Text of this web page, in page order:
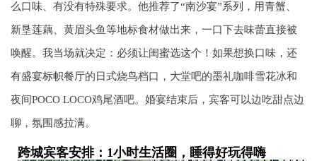
么口味、有没有特殊要求。他推荐了“南沙宴”系列，用青蟹、
新垦莲藕、黄眉头鱼等地标食材做出来，一口下去味蕾直接被
唤醒。我当场就决定：必须让闺蜜选这个！如果想换口味，还
有盛宴标帜餐厅的日式烧鸟档口，大堂吧的墨礼咖啡雪花冰和
夜间POCO LOCO鸡尾酒吧。婚宴结束后，宾客可以边吃甜点边
聊，氛围感拉满。
跨城宾客安排：1小时生活圈，睡得好玩得嗨